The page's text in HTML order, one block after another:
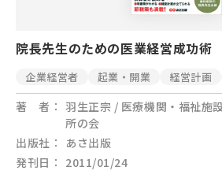
院長先生のための医業経営成功術
企業経営者 起業・開業 経営計画
著 者
羽生正宗 / 医療機関・福祉施
所の会
出版社
あさ出版
発刊日
2011/01/24